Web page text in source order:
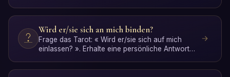
Wird er/sie sich an mich binden?
Frage das Tarot: « Wird er/sie sich auf mich
einlassen? ». Erhalte eine persönliche Antwort